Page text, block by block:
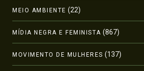
MEIO AMBIENTE (22)
MÍDIA NEGRA E FEMINISTA (867)
MOVIMENTO DE MULHERES (137)